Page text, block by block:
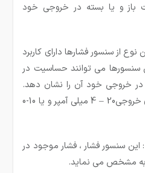
باز و یا بسته در خروجی خود
نوع از سنسور فشارها دارای کاربرد
سنسورها می توانند حساسیت در
خروجی خود آن را نشان دهد.
سنسور فشار های آنالوگ دارای خروجی20 – 4 میلی آمپر و یا 10-0
: این سنسور فشار ، فشار موجود در
مشخص می نماید.